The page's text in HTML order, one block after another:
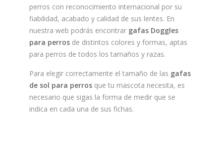
perros con reconocimiento internacional por su
fiabilidad, acabado y calidad de sus lentes. En
nuestra web podrás encontrar gafas Doggles
para perros de distintos colores y formas, aptas
para perros de todos los tamaños y razas.
Para elegir correctamente el tamaño de las gafas
de sol para perros que tu mascota necesita, es
necesario que sigas la forma de medir que se
indica en cada una de sus fichas.